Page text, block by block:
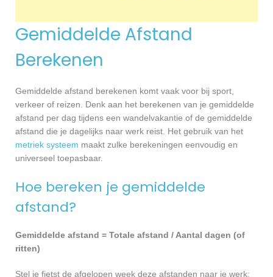
Gemiddelde Afstand
Berekenen
Gemiddelde afstand berekenen komt vaak voor bij sport,
verkeer of reizen. Denk aan het berekenen van je gemiddelde
afstand per dag tijdens een wandelvakantie of de gemiddelde
afstand die je dagelijks naar werk reist. Het gebruik van het
metriek systeem maakt zulke berekeningen eenvoudig en
universeel toepasbaar.
Hoe bereken je gemiddelde
afstand?
Gemiddelde afstand = Totale afstand / Aantal dagen (of
ritten)
Stel je fietst de afgelopen week deze afstanden naar je werk: